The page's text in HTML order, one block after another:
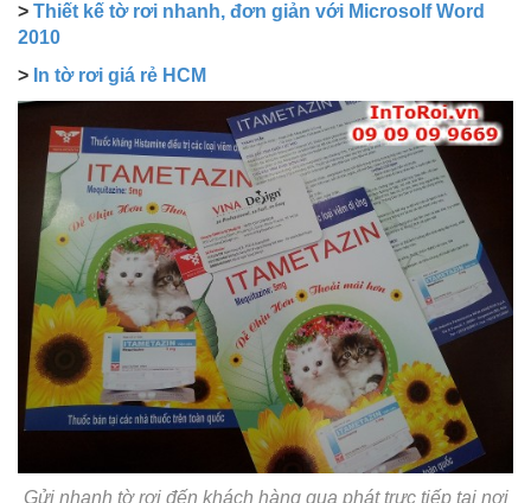
> Thiết kế tờ rơi nhanh, đơn giản với Microsolf Word
2010
> In tờ rơi giá rẻ HCM
Gửi nhanh tờ rơi đến khách hàng qua phát trực tiếp tại nơi